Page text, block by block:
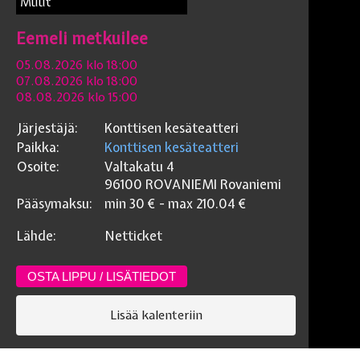
Eemeli metkuilee
05.08.2026 klo 18:00
07.08.2026 klo 18:00
08.08.2026 klo 15:00
Järjestäjä:
Konttisen kesäteatteri
Paikka:
Konttisen kesäteatteri
Osoite:
Valtakatu 4
96100 ROVANIEMI Rovaniemi
Pääsymaksu:
min 30 € - max 210.04 €
Lähde:
Netticket
OSTA LIPPU / LISÄTIEDOT
Lisää kalenteriin